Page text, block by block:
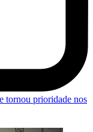
tornou prioridade nos